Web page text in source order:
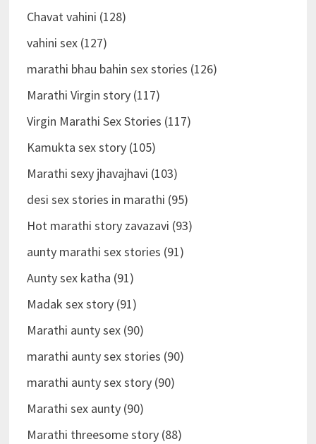
Chavat vahini (128)
vahini sex (127)
marathi bhau bahin sex stories (126)
Marathi Virgin story (117)
Virgin Marathi Sex Stories (117)
Kamukta sex story (105)
Marathi sexy jhavajhavi (103)
desi sex stories in marathi (95)
Hot marathi story zavazavi (93)
aunty marathi sex stories (91)
Aunty sex katha (91)
Madak sex story (91)
Marathi aunty sex (90)
marathi aunty sex stories (90)
marathi aunty sex story (90)
Marathi sex aunty (90)
Marathi threesome story (88)